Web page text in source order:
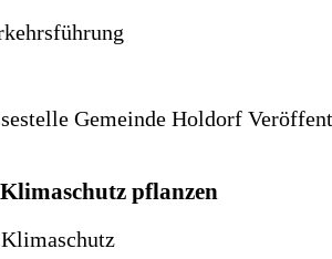
Gemeinde Holdorf
pflanzen